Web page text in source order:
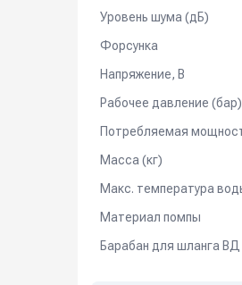
Уровень шума (дБ)
Форсунка
Напряжение, В
Рабочее давление (бар)
Потребляемая
Масса (кг)
Макс. температура
Материал помпы
Барабан для шланга ВД